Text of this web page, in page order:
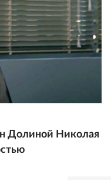
Долиной Николая